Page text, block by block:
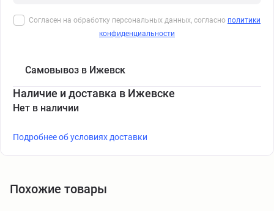
Согласен на обработку персональных данных, согласно политики
конфиденциальности
Самовывоз в Ижевск
Наличие и доставка в Ижевске
Нет в наличии
Подробнее об условиях доставки
Похожие товары